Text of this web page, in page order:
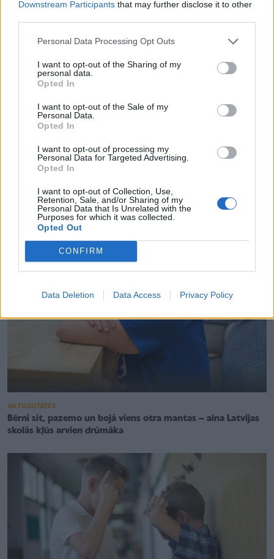
Downstream Participants that may further disclose it to other
Personal Data Processing Opt Outs
I want to opt-out of the Sharing of my
personal data.
Opted In
I want to opt-out of the Sale of my
Personal Data.
Opted In
I want to opt-out of processing my
Personal Data for Targeted Advertising.
Opted In
I want to opt-out of Collection, Use,
Retention, Sale, and/or Sharing of my
Personal Data that Is Unrelated with the
Purposes for which it was collected.
Opted Out
CONFIRM
Data Deletion Data Access Privacy Policy
AKTUALITĀTES
biedri. Kā tiek risināta situācija?
AKTUALITĀTES
Bērni sit, pazemo un bojā viens otra mantas – aina Latvijas
skolās kļūs arvien drūmāka